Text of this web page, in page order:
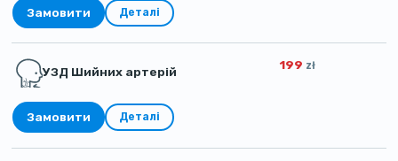
Замовити Деталі
УЗД Шийних артерій 199 zł
Замовити Деталі